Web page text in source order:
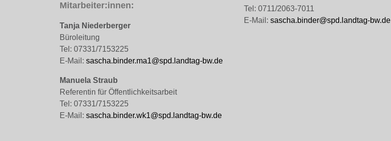
Mitarbeiter:innen:
Tanja Niederberger
Büroleitung
Tel: 07331/7153225
E-Mail: sascha.binder.ma1@spd.landtag-bw.de
Manuela Straub
Referentin für Öffentlichkeitsarbeit
Tel: 07331/7153225
E-Mail: sascha.binder.wk1@spd.landtag-bw.de
Tel: 0711/2063-7011
E-Mail:sascha.binder@spd.landtag-bw.de